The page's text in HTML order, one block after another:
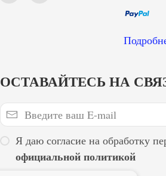
ОСТАВАЙТЕСЬ НА
Я даю согласие на обработку
официальной политикой